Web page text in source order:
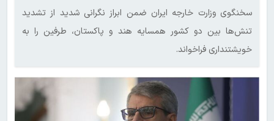
سخنگوی وزارت خارجه ایران ضمن ابراز نگرانی شدید از تشدید
تنش‌ها بین دو کشور همسایه هند و پاکستان، طرفین را به
خویشتنداری فراخواند.